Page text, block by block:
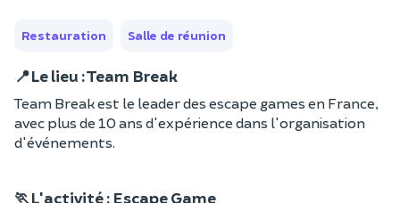
Restauration Salle de réunion
📍Le lieu : Team Break
Team Break est le leader des escape games en France,
avec plus de 10 ans d'expérience dans l'organisation
d'événements.
🏃L'activité : Escape Game